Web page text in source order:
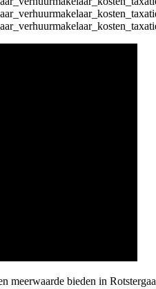
meerwaarde bieden in